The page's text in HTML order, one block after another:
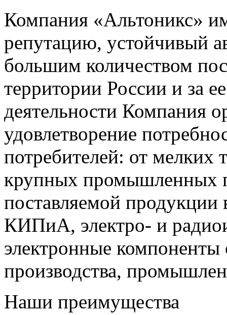
Компания «Альтоникс»
репутацию, устойчивый
большим количеством
территории России и за
деятельности Компания
удовлетворение
потребителей: от мелких
крупных промышленных
поставляемой продукции
КИПиА, электро- и
электронные компоненты
производства,
Наши преимущества